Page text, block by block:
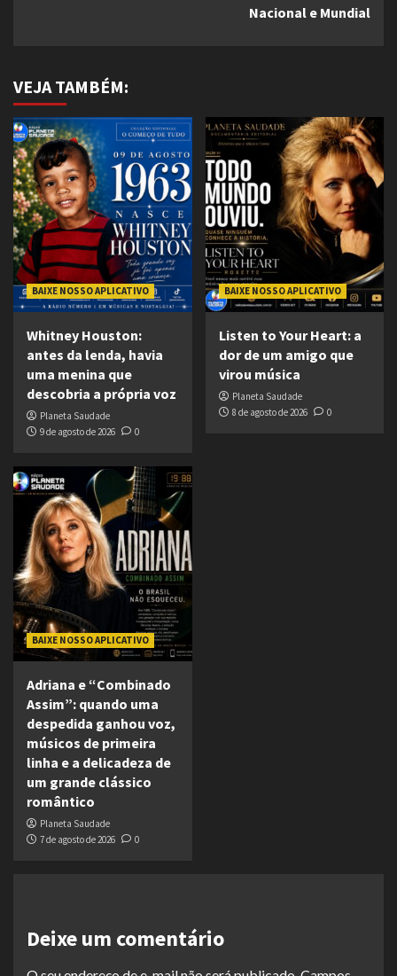
Nacional e Mundial
VEJA TAMBÉM:
BAIXE NOSSO APLICATIVO
Whitney Houston:
antes da lenda, havia
uma menina que
descobria a própria voz
Planeta Saudade
9 de agosto de 2026
0
BAIXE NOSSO APLICATIVO
Listen to Your Heart: a
dor de um amigo que
virou música
Planeta Saudade
8 de agosto de 2026
0
BAIXE NOSSO APLICATIVO
Adriana e “Combinado
Assim”: quando uma
despedida ganhou voz,
músicos de primeira
linha e a delicadeza de
um grande clássico
romântico
Planeta Saudade
7 de agosto de 2026
0
Deixe um comentário